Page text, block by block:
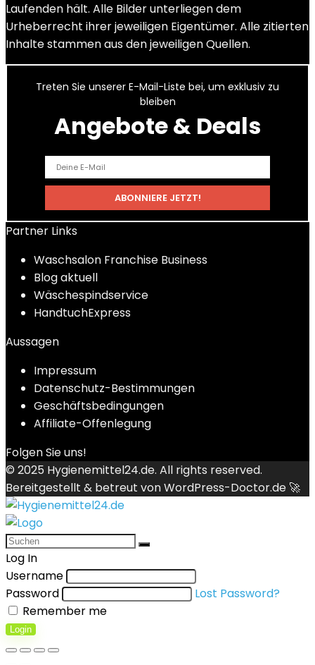
Laufenden hält. Alle Bilder unterliegen dem
Urheberrecht ihrer jeweiligen Eigentümer. Alle zitierten
Inhalte stammen aus den jeweiligen Quellen.
Treten Sie unserer E-Mail-Liste bei, um exklusiv zu
bleiben
Angebote & Deals
Partner Links
Waschsalon Franchise Business
Blog aktuell
Wäschespindservice
HandtuchExpress
Aussagen
Impressum
Datenschutz-Bestimmungen
Geschäftsbedingungen
Affiliate-Offenlegung
Folgen Sie uns!
© 2025 Hygienemittel24.de. All rights reserved.
Bereitgestellt & betreut vonWordPress-Doctor.de 🚀
Log In
Username
Password
Lost Password?
Remember me
Login